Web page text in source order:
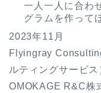
一人一人に合わ
グラムを作って
2023年11月
Flyingray
ルティングサービス
OMOKAGE R&C